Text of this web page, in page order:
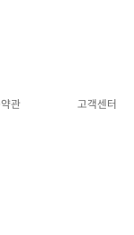
관 고객센터